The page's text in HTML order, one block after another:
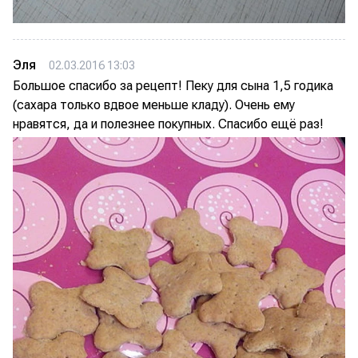
Эля 02.03.2016 13:03
Большое спасибо за рецепт! Пеку для сына 1,5 годика
(сахара только вдвое меньше кладу). Очень ему
нравятся, да и полезнее покупных. Спасибо ещё раз!